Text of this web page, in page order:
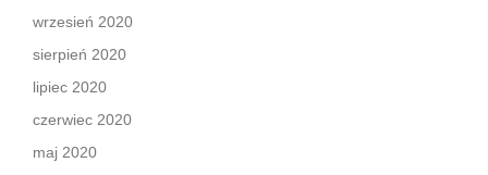
wrzesień 2020
sierpień 2020
lipiec 2020
czerwiec 2020
maj 2020